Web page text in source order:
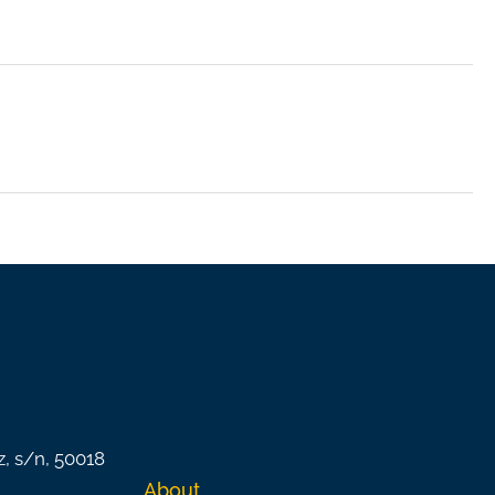
s/n, 50018
About